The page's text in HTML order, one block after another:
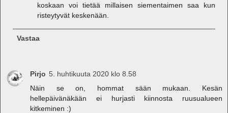
koskaan voi tietää millaisen siementaimen saa kun
risteytyvät keskenään.
Vastaa
Pirjo 5. huhtikuuta 2020 klo 8.58
Näin se on, hommat sään mukaan. Kesän
hellepäivänäkään ei hurjasti kiinnosta ruusualueen
kitkeminen :)